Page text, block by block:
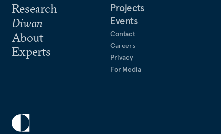
Research
Diwan
About
Experts
Projects
Events
Contact
Careers
Privacy
For Media